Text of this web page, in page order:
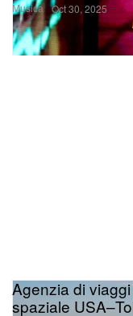
Musica Oct 30, 2025
Agenzia di
spaziale